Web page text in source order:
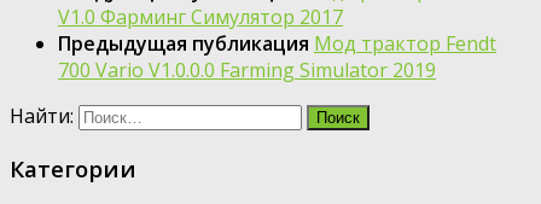
V1.0 Фарминг Симулятор 2017
Предыдущая публикация Мод трактор Fendt
700 Vario V1.0.0.0 Farming Simulator 2019
Найти:
Категории